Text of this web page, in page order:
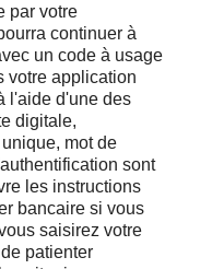
par votre
continuer à
un code à usage
votre application
l'aide d'une des
digitale,
mot de
sont
les instructions
bancaire si vous
saisirez votre
patienter